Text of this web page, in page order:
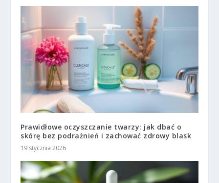
Prawidłowe oczyszczanie twarzy: jak dbać o
skórę bez podrażnień i zachować zdrowy blask
19 stycznia 2026